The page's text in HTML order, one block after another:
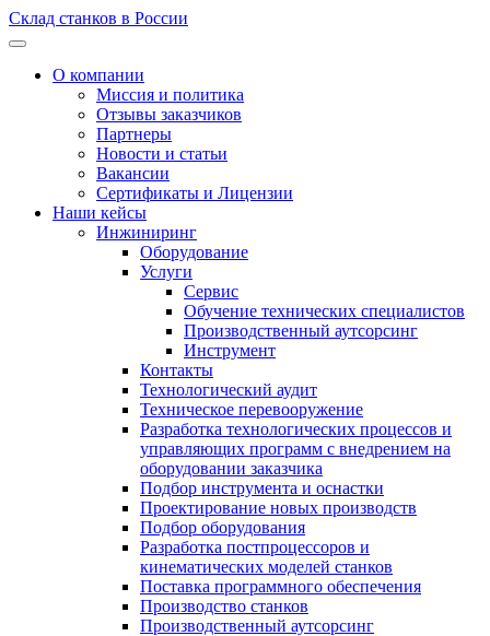
Склад станков в России
О компании
Миссия и политика
Отзывы заказчиков
Партнеры
Новости и статьи
Вакансии
Сертификаты и Лицензии
Наши кейсы
Инжиниринг
Оборудование
Услуги
Сервис
Обучение технических специалистов
Производственный аутсорсинг
Инструмент
Контакты
Технологический аудит
Техническое перевооружение
Разработка технологических процессов и
управляющих программ с внедрением на
оборудовании заказчика
Подбор инструмента и оснастки
Проектирование новых производств
Подбор оборудования
Разработка постпроцессоров и
кинематических моделей станков
Поставка программного обеспечения
Производство станков
Производственный аутсорсинг